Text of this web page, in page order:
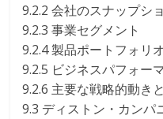
9.2.2 会社のスナップシ
9.2.3 事業セグメント
9.2.4 製品ポートフォリオ
9.2.5 ビジネスパフォー
9.2.6 主要な戦略的動き
9.3 ディストン・カンパ